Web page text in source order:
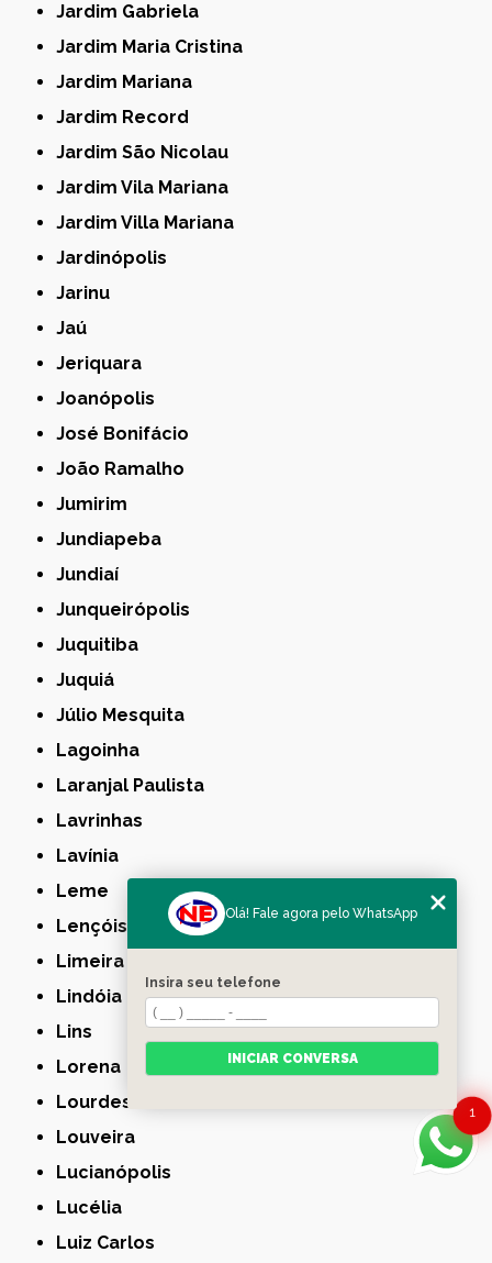
Jardim Gabriela
Jardim Maria Cristina
Jardim Mariana
Jardim Record
Jardim São Nicolau
Jardim Vila Mariana
Jardim Villa Mariana
Jardinópolis
Jarinu
Jaú
Jeriquara
Joanópolis
José Bonifácio
João Ramalho
Jumirim
Jundiapeba
Jundiaí
Junqueirópolis
Juquitiba
Juquiá
Júlio Mesquita
Lagoinha
Laranjal Paulista
Lavrinhas
Lavínia
Leme
Lençóis Paulista
Limeira
Lindóia
Lins
Lorena
Lourdes
Louveira
Lucianópolis
Lucélia
Luiz Carlos
1
Olá! Fale agora pelo WhatsApp
Insira seu telefone
INICIAR CONVERSA